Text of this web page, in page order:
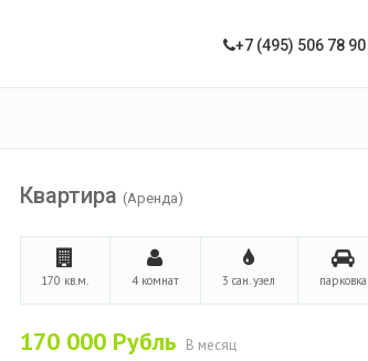
+7 (495) 506 78 90
Квартира (Аренда)
170 кв.м. 4 комнат 3 сан. узел парковка
170 000 Рубль В месяц